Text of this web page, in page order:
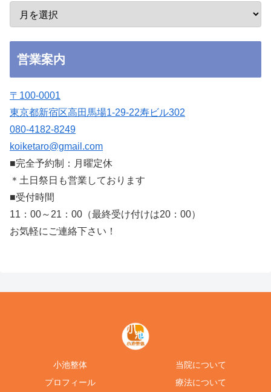
営業案内
〒100-0001
東京都新宿区高田馬場1-29-22寿ビル302
080-4182-8249
koiketaro@gmail.com
■完全予約制：月曜定休
＊土日祭日も営業しております
■受付時間
11：00～21：00（最終受け付けは20：00）
お気軽にご連絡下さい！
小池整体
当院について
プロフィール
療法について